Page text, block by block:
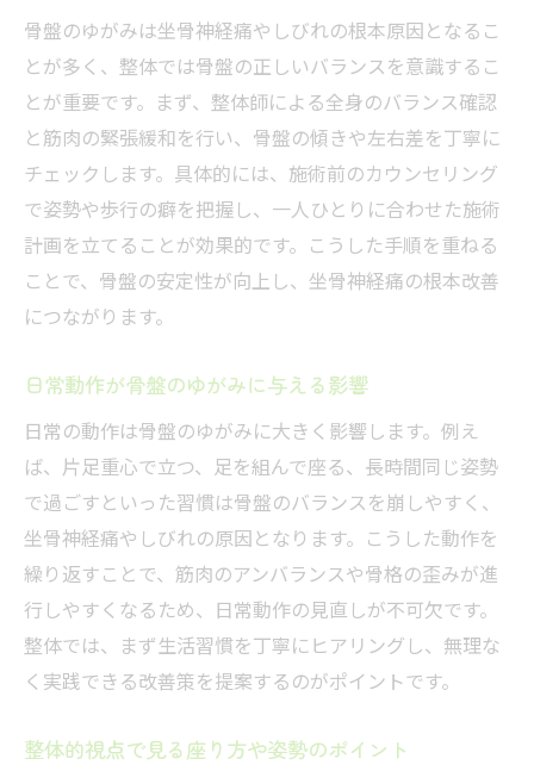
骨盤のゆがみは坐骨神経痛やしびれの根本原因となるこ
とが多く、整体では骨盤の正しいバランスを意識するこ
とが重要です。まず、整体師による全身のバランス確認
と筋肉の緊張緩和を行い、骨盤の傾きや左右差を丁寧に
チェックします。具体的には、施術前のカウンセリング
で姿勢や歩行の癖を把握し、一人ひとりに合わせた施術
計画を立てることが効果的です。こうした手順を重ねる
ことで、骨盤の安定性が向上し、坐骨神経痛の根本改善
につながります。
日常動作が骨盤のゆがみに与える影響
日常の動作は骨盤のゆがみに大きく影響します。例え
ば、片足重心で立つ、足を組んで座る、長時間同じ姿勢
で過ごすといった習慣は骨盤のバランスを崩しやすく、
坐骨神経痛やしびれの原因となります。こうした動作を
繰り返すことで、筋肉のアンバランスや骨格の歪みが進
行しやすくなるため、日常動作の見直しが不可欠です。
整体では、まず生活習慣を丁寧にヒアリングし、無理な
く実践できる改善策を提案するのがポイントです。
整体的視点で見る座り方や姿勢のポイント